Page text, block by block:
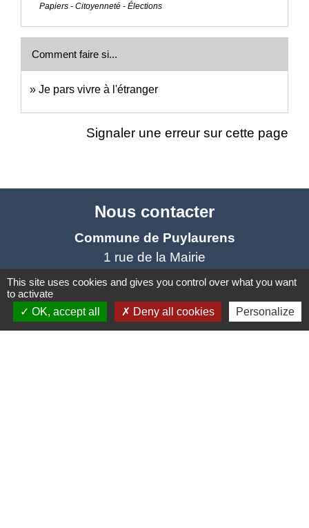
Papiers - Citoyenneté - Élections
Comment faire si...
Je pars vivre à l'étranger
Signaler une erreur sur cette page
Nous contacter
Commune de Puylaurens
1 rue de la Mairie
81700 Puylaurens - FRANCE
Contact par formulaire
This site uses cookies and gives you control over what you want
to activate
OK, accept all
Deny all cookies Personalize